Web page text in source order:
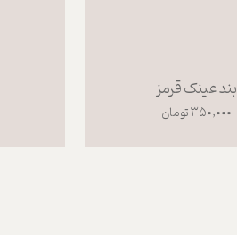
بند عینک قرمز
۳۵۰,۰۰۰ تومان